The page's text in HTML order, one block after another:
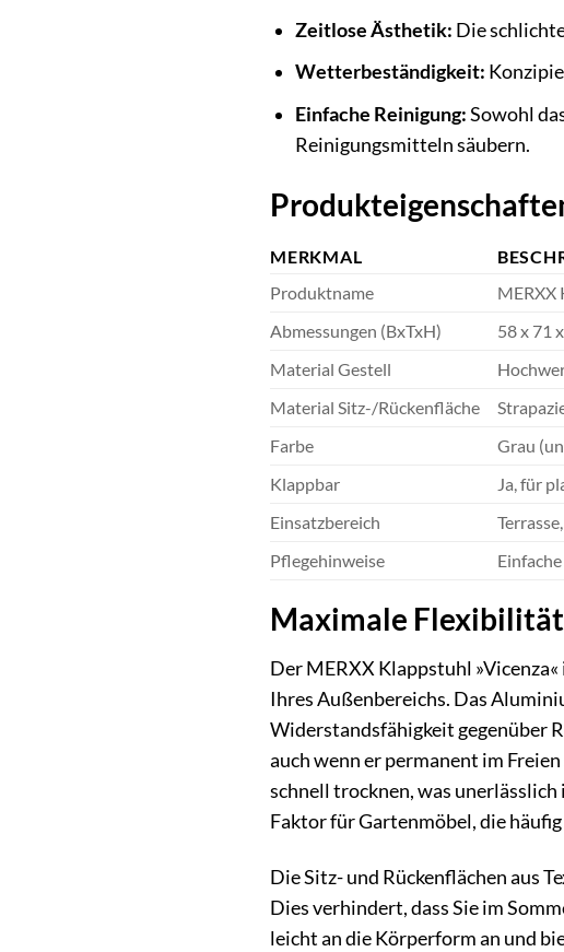
Zeitlose Ästhetik: Die
Wetterbeständigkeit:
Einfache Reinigung:Sowohl
Reinigungsmitteln säubern.
MERKMAL
Produktname
MERXX
Abmessungen (BxTxH)
58 x 71
Material Gestell
Material Sitz-/Rückenfläche
Farbe
Grau
Klappbar
Ja, für
Einsatzbereich
Pflegehinweise
Maximale
Der MERXX Klappstuhl
Ihres Außenbereichs. Das
Widerstandsfähigkeit gegenüber
auch wenn er permanent im
schnell trocknen, was
Faktor für Gartenmöbel, die
Die Sitz- und Rückenflächen aus
Dies verhindert, dass Sie im
leicht an die Körperform an und